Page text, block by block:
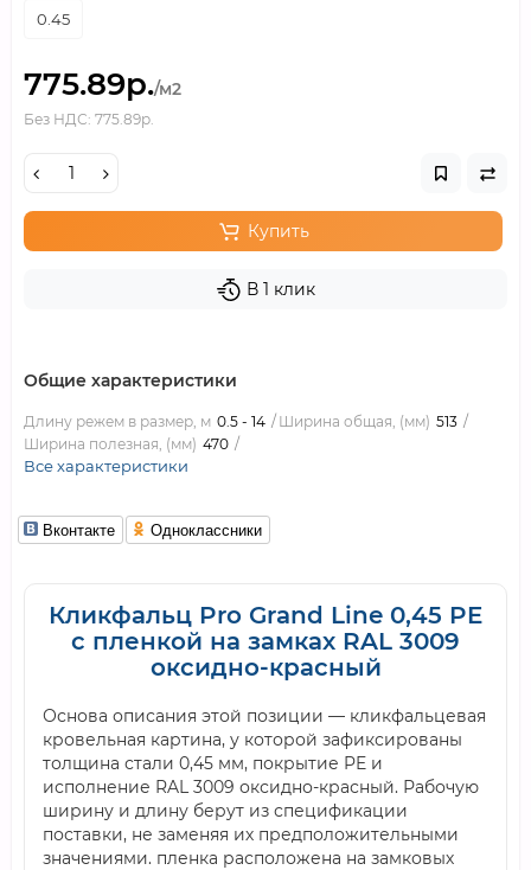
0.45
775.89р./м2
Без НДС: 775.89р.
Купить
В 1 клик
Общие характеристики
Длину режем в размер, м 0.5 - 14 Ширина общая, (мм) 513
Ширина полезная, (мм) 470
Все характеристики
Вконтакте Одноклассники
Кликфальц Pro Grand Line 0,45 PE
с пленкой на замках RAL 3009
оксидно-красный
Основа описания этой позиции — кликфальцевая
кровельная картина, у которой зафиксированы
толщина стали 0,45 мм, покрытие PE и
исполнение RAL 3009 оксидно-красный. Рабочую
ширину и длину берут из спецификации
поставки, не заменяя их предположительными
значениями. пленка расположена на замковых